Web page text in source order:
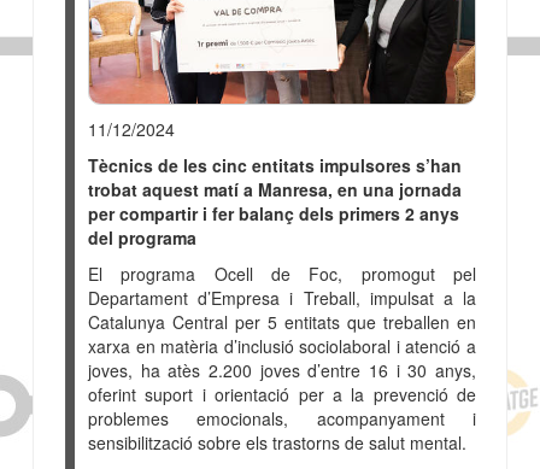
11/12/2024
Tècnics de les cinc entitats impulsores s’han
trobat aquest matí a Manresa, en una jornada
per compartir i fer balanç dels primers 2 anys
del programa
El programa Ocell de Foc, promogut pel
Departament d’Empresa i Treball, impulsat a la
Catalunya Central per 5 entitats que treballen en
xarxa en matèria d’inclusió sociolaboral i atenció a
joves, ha atès 2.200 joves d’entre 16 i 30 anys,
oferint suport i orientació per a la prevenció de
problemes emocionals, acompanyament i
sensibilització sobre els trastorns de salut mental.